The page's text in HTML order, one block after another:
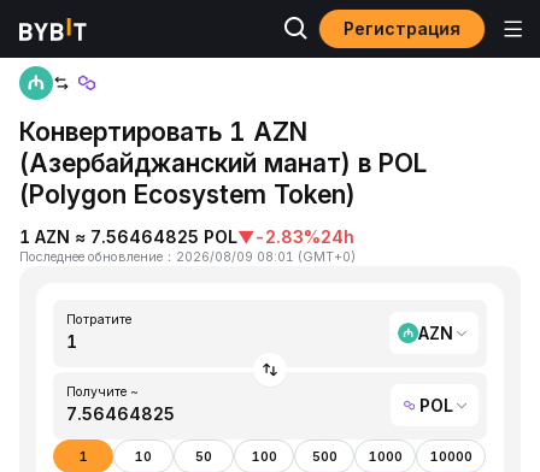
Регистрация
Главная
Конвертировать 1 AZN
(Азербайджанский манат) в POL
(Polygon Ecosystem Token)
1 AZN ≈ 7.56464825 POL▼-2.83%24h
Последнее обновление ： 2026/08/09 08:01 (GMT+0)
Потратите
AZN
Получите ~
POL
1 10 50 100 500 1000 10000